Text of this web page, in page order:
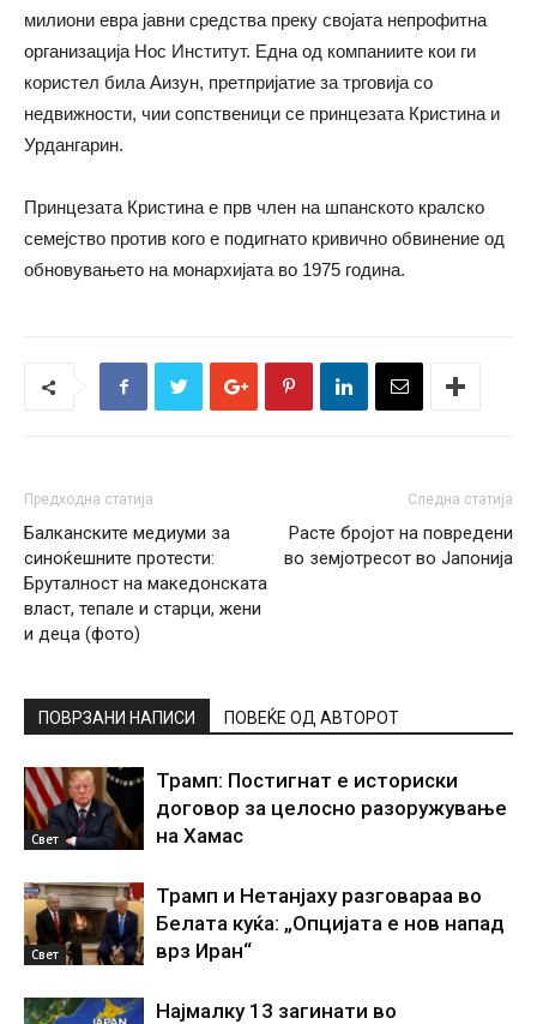
милиони евра јавни средства преку својата непрофитна
организација Нос Институт. Една од компаниите кои ги
користел била Аизун, претпријатие за трговија со
недвижности, чии сопственици се принцезата Кристина и
Урдангарин.
Принцезата Кристина е прв член на шпанското кралско
семејство против кого е подигнато кривично обвинение од
обновувањето на монархијата во 1975 година.
Предходна статија
Балканските медиуми за
синоќешните протести:
Бруталност на македонската
власт, тепале и старци, жени
и деца (фото)
Следна статија
Расте бројот на повредени
во земјотресот во Јапонија
ПОВРЗАНИ НАПИСИ ПОВЕЌЕ ОД АВТОРОТ
Свет
Трамп: Постигнат е историски
договор за целосно разоружување
на Хамас
Свет
Трамп и Нетанјаху разговараа во
Белата куќа: „Опцијата е нов напад
врз Иран“
Најмалку 13 загинати во